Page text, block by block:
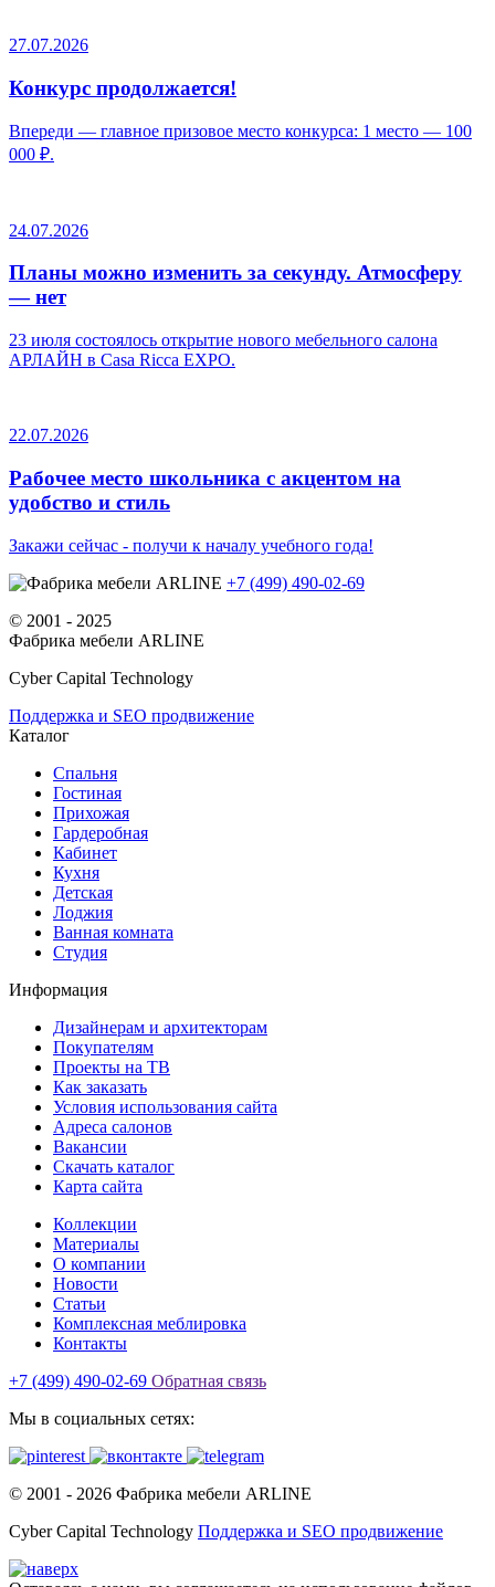
27.07.2026
Конкурс продолжается!
Впереди — главное призовое место конкурса: 1 место — 100
000 ₽.
24.07.2026
Планы можно изменить за секунду. Атмосферу
— нет
23 июля состоялось открытие нового мебельного салона
АРЛАЙН в Casa Ricca EXPO.
22.07.2026
Рабочее место школьника с акцентом на
удобство и стиль
Закажи сейчас - получи к началу учебного года!
+7 (499) 490-02-69
© 2001 - 2025
Фабрика мебели ARLINE
Cyber Capital Technology
Поддержка и SEO продвижение
Каталог
Спальня
Гостиная
Прихожая
Гардеробная
Кабинет
Кухня
Детская
Лоджия
Ванная комната
Студия
Информация
Дизайнерам и архитекторам
Покупателям
Проекты на ТВ
Как заказать
Условия использования сайта
Адреса салонов
Вакансии
Скачать каталог
Карта сайта
Коллекции
Материалы
О компании
Новости
Статьи
Комплексная меблировка
Контакты
+7 (499) 490-02-69 Обратная связь
Мы в социальных сетях:
© 2001 - 2026 Фабрика мебели ARLINE
Cyber Capital Technology Поддержка и SEO продвижение